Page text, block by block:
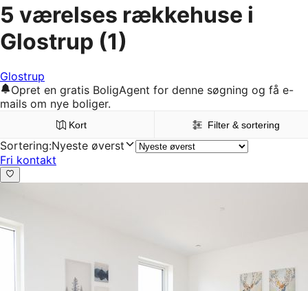
5 værelses rækkehuse i
Glostrup (1)
Glostrup
Opret en gratis BoligAgent for denne søgning og få e-
mails om nye boliger.
Kort Filter & sortering
Sortering:Nyeste øverst
Fri kontakt